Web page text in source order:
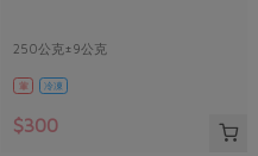
烘焙
250公克±9公克
葷 冷凍
$300